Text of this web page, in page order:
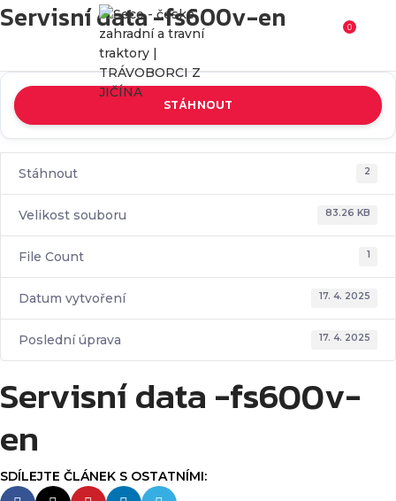
0
Servisní data -fs600v-en
STÁHNOUT
Stáhnout 2
Velikost souboru 83.26 KB
File Count 1
Datum vytvoření 17. 4. 2025
Poslední úprava 17. 4. 2025
Servisní data -fs600v-
en